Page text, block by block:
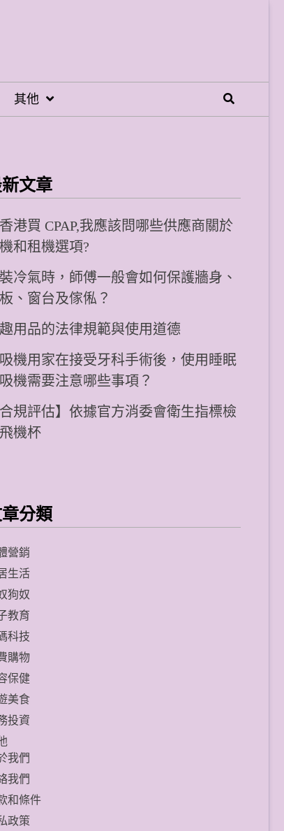
其他
文章
港買 CPAP,我應該問哪些供應商關於
和租機選項?
冷氣時，師傅一般會如何保護牆身、
、窗台及傢俬？
用品的法律規範與使用道德
機用家在接受牙科手術後，使用睡眠
機需要注意哪些事項？
合規評估】依據官方消委會衛生指標檢
機杯
分類
營銷
生活
狗奴
教育
科技
購物
保健
美食
投資
我們
我們
和條件
政策